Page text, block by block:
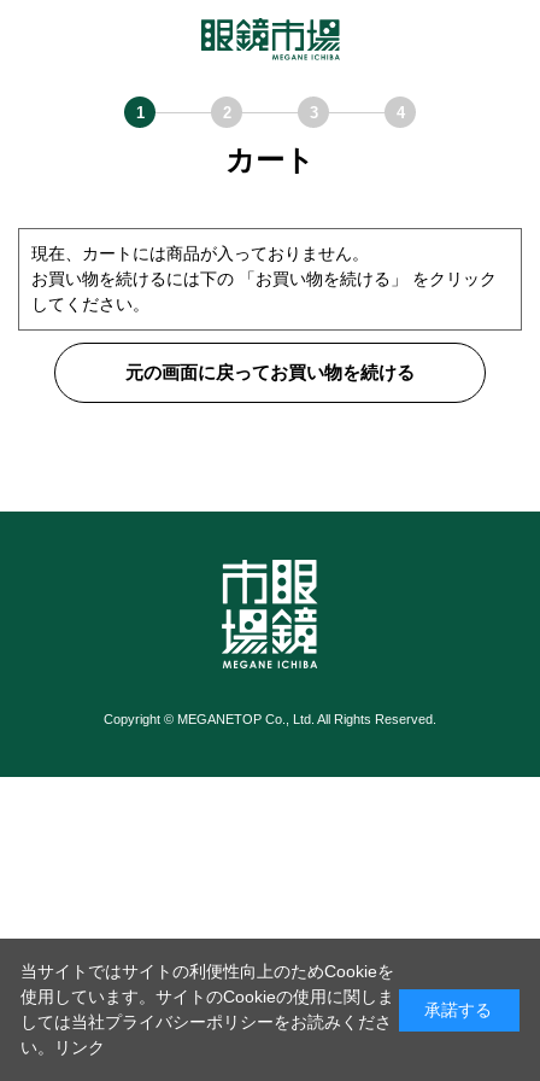
カート
現在、カートには商品が入っておりません。
お買い物を続けるには下の 「お買い物を続ける」 をクリック
してください。
元の画面に戻ってお買い物を続ける
Copyright © MEGANETOP Co., Ltd. All Rights Reserved.
当サイトではサイトの利便性向上のためCookieを
使用しています。サイトのCookieの使用に関しま
しては当社プライバシーポリシーをお読みくださ
い。
リンク
承諾する